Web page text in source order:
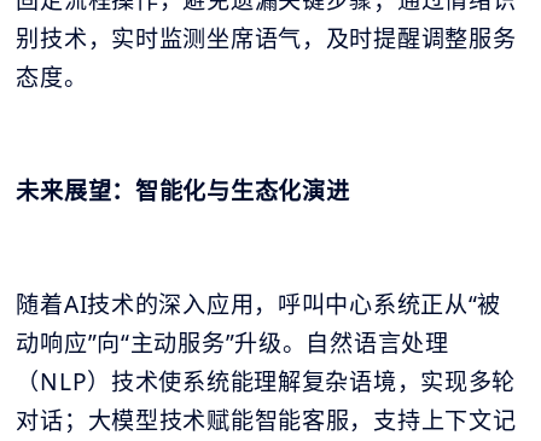
别技术，实时监测坐席语气，及时提醒调整服务
态度。
未来展望：智能化与生态化演进
随着AI技术的深入应用，呼叫中心系统正从“被
动响应”向“主动服务”升级。自然语言处理
（NLP）技术使系统能理解复杂语境，实现多轮
对话；大模型技术赋能智能客服，支持上下文记